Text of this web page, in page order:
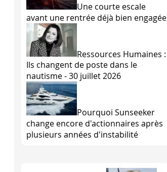
Une courte escale
avant une rentrée déjà bien engagée
Ressources Humaines :
Ils changent de poste dans le
nautisme - 30 juillet 2026
Pourquoi Sunseeker
change encore d'actionnaires après
plusieurs années d'instabilité